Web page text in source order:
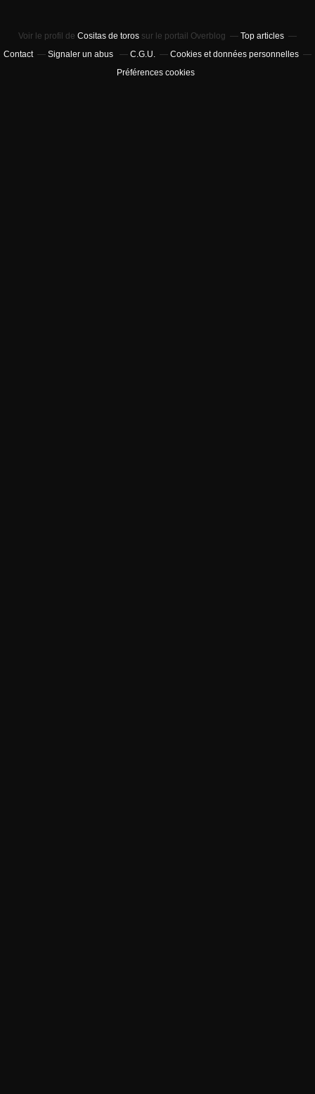
Voir le profil de Cositas de toros sur le portail Overblog
Top articles
Contact
Signaler un abus C.G.U.
Cookies et données personnelles
Préférences cookies